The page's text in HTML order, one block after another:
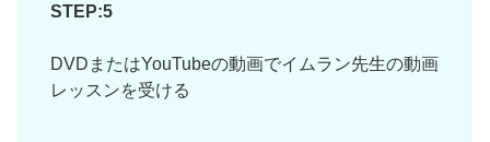
STEP:5
DVDまたはYouTubeの動画でイムラン先生の動画
レッスンを受ける